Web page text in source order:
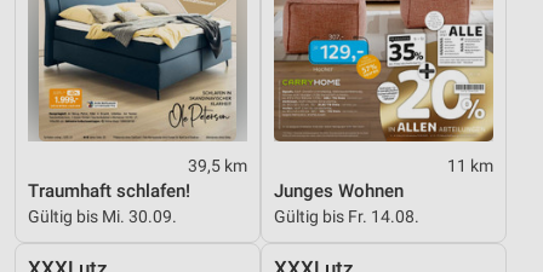
39,5 km
Traumhaft schlafen!
Gültig bis Mi. 30.09.
11 km
Junges Wohnen
Gültig bis Fr. 14.08.